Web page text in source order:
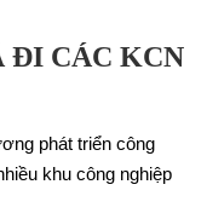
ĐI CÁC KCN
phát triển công
khu công nghiệp